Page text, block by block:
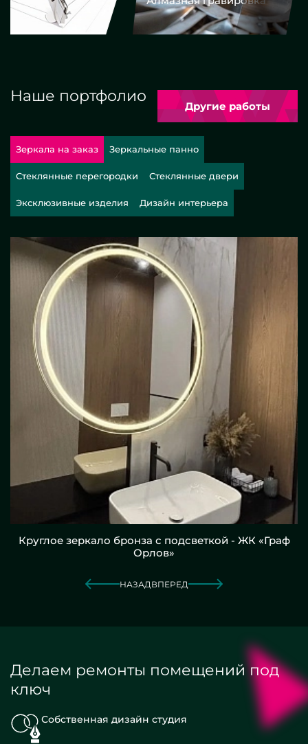
Наше портфолио
Другие работы
Зеркала на заказ Зеркальные панно
Стеклянные перегородки Стеклянные двери
Эксклюзивные изделия Дизайн интерьера
Круглое зеркало бронза с подсветкой - ЖК «Граф
Орлов»
НАЗАД ВПЕРЕД
Делаем ремонты помещений под
ключ
Собственная дизайн студия